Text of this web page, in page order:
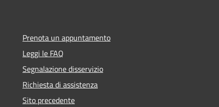
Prenota un appuntamento
Leggi le FAQ
Segnalazione disservizio
Richiesta di assistenza
Sito precedente